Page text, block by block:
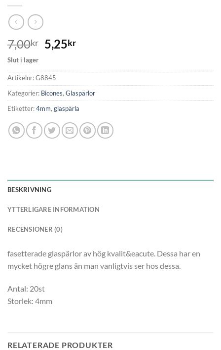
7,00kr 5,25kr
Slut i lager
Artikelnr:G8845
Kategorier: Bicones, Glaspärlor
Etiketter:4mm, glaspärla
BESKRIVNING
YTTERLIGARE INFORMATION
RECENSIONER (0)
fasetterade glaspärlor av hög kvalit&eacute. Dessa har en
mycket högre glans än man vanligtvis ser hos dessa.
Antal: 20st
Storlek: 4mm
RELATERADE PRODUKTER